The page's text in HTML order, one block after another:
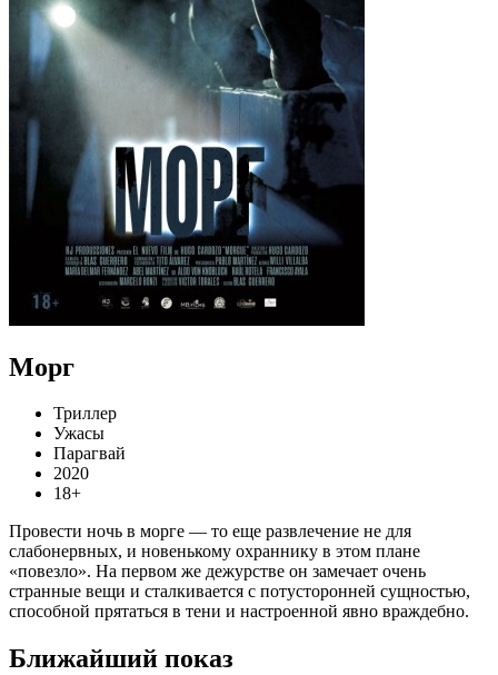
Морг
Триллер
Ужасы
Парагвай
2020
18+
Провести ночь в морге — то еще развлечение не для
слабонервных, и новенькому охраннику в этом плане
«повезло». На первом же дежурстве он замечает очень
странные вещи и сталкивается с потусторонней сущностью,
способной прятаться в тени и настроенной явно враждебно.
Ближайший показ